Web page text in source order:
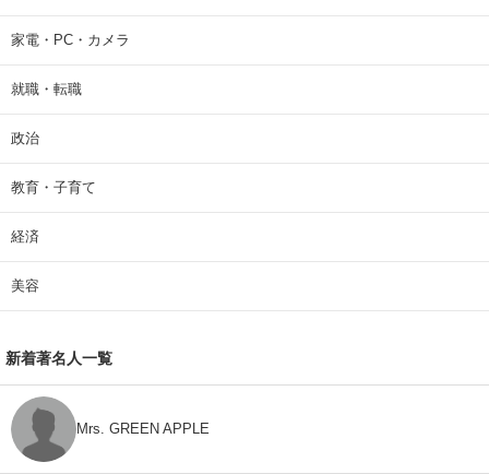
家電・PC・カメラ
就職・転職
政治
教育・子育て
経済
美容
新着著名人一覧
Mrs. GREEN APPLE